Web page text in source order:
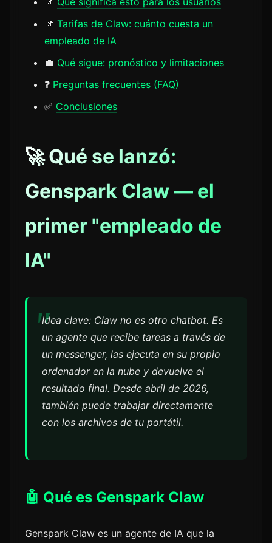
📌 Tarifas de Claw: cuánto cuesta un
empleado de IA
💼 Qué sigue: pronóstico y limitaciones
❓ Preguntas frecuentes (FAQ)
✅ Conclusiones
🚀 Qué se lanzó:
Genspark Claw — el
primer "empleado de
IA"
Idea clave: Claw no es otro chatbot. Es
un agente que recibe tareas a través de
un messenger, las ejecuta en su propio
ordenador en la nube y devuelve el
resultado final. Desde abril de 2026,
también puede trabajar directamente
con los archivos de tu portátil.
🤖 Qué es Genspark Claw
Genspark Claw es un agente de IA que la